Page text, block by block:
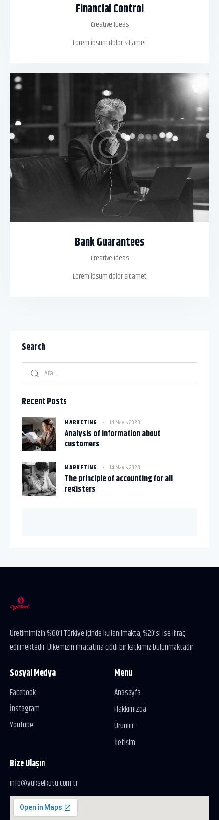
Financial Control
Creative Ideas
Lorem ipsum dolor sit amet
Bank Guarantees
Creative Ideas
Lorem ipsum dolor sit amet
Search
Recent Posts
MARKETING 14 Mayıs 2020
Analysis of information about
customers
MARKETING 14 Mayıs 2020
The principle of accounting for all
registers
Üretimimizin %80’i Türkiye içinde kullanılmakta, %20’si ise ihraç
edilmektedir. Ülkemizin ihracatına ciddi bir katkımız bulunmaktadır.
Sosyal Medya
Facebook
İnstagram
Youtube
Menu
Anasayfa
Hakkımızda
Ürünler
İletişim
Bize Ulaşın
info@yukselkutu.com.tr